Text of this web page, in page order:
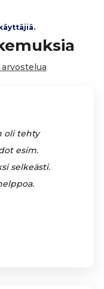
oli tehty
esim.
selkeästi.